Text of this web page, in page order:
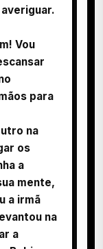
Vou
para
na
os
a
mente,
a irmã
na
a